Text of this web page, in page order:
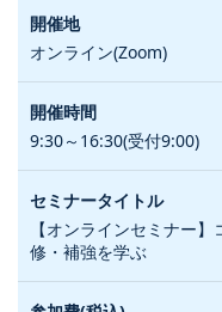
オンライン(Zoom)
9:30～16:30(受付9:00)
【オンラインセミナー
修・補強を学ぶ